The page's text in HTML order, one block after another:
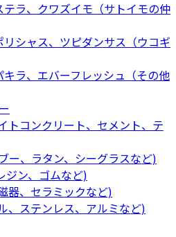
テラ、クワズイモ（サトイモの仲
シャス、ツピダンサス（ウコギ
ラ、エバーフレッシュ（その他
トコンクリート、セメント、テ
ー、ラタン、シーグラスなど)
ジン、ゴムなど)
器、セラミックなど)
、ステンレス、アルミなど)